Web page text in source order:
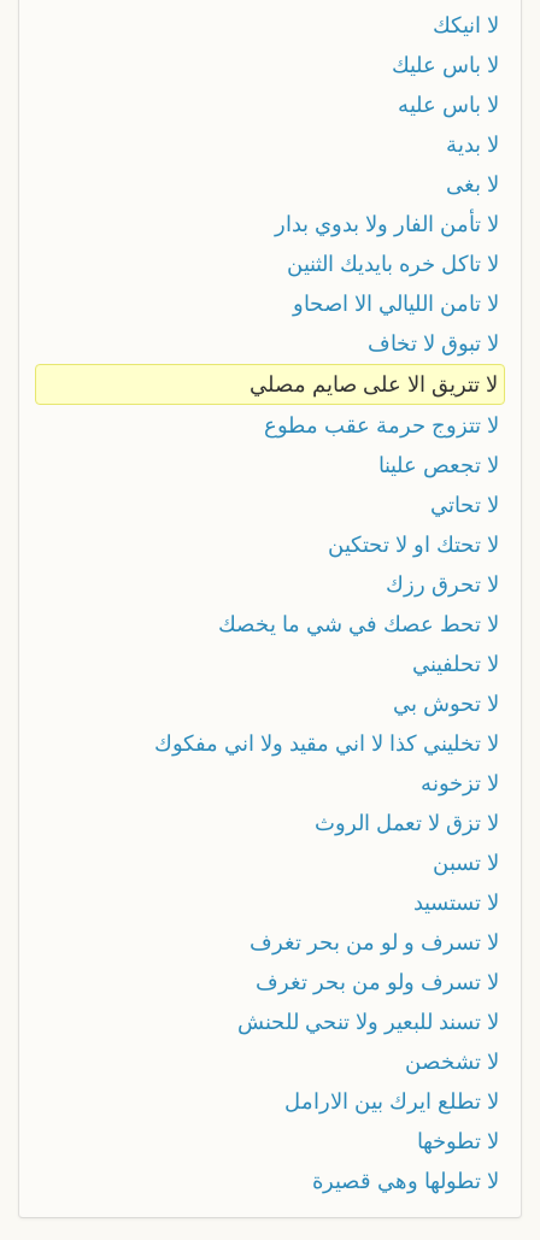
لا انيكك
لا باس عليك
لا باس عليه
لا بدية
لا بغى
لا تأمن الفار ولا بدوي بدار
لا تاكل خره بايديك الثنين
لا تامن الليالي الا اصحاو
لا تبوق لا تخاف
لا تتريق الا على صايم مصلي
لا تتزوج حرمة عقب مطوع
لا تجعص علينا
لا تحاتي
لا تحتك او لا تحتكين
لا تحرق رزك
لا تحط عصك في شي ما يخصك
لا تحلفيني
لا تحوش بي
لا تخليني كذا لا اني مقيد ولا اني مفكوك
لا تزخونه
لا تزق لا تعمل الروث
لا تسبن
لا تستسيد
لا تسرف و لو من بحر تغرف
لا تسرف ولو من بحر تغرف
لا تسند للبعير ولا تنحي للحنش
لا تشخصن
لا تطلع ايرك بين الارامل
لا تطوخها
لا تطولها وهي قصيرة